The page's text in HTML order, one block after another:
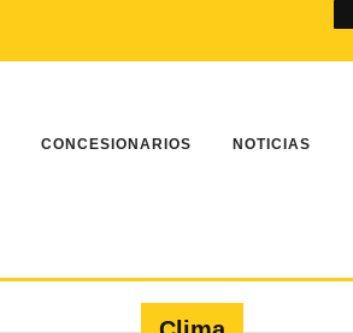
CONCESIONARIOS NOTICIAS